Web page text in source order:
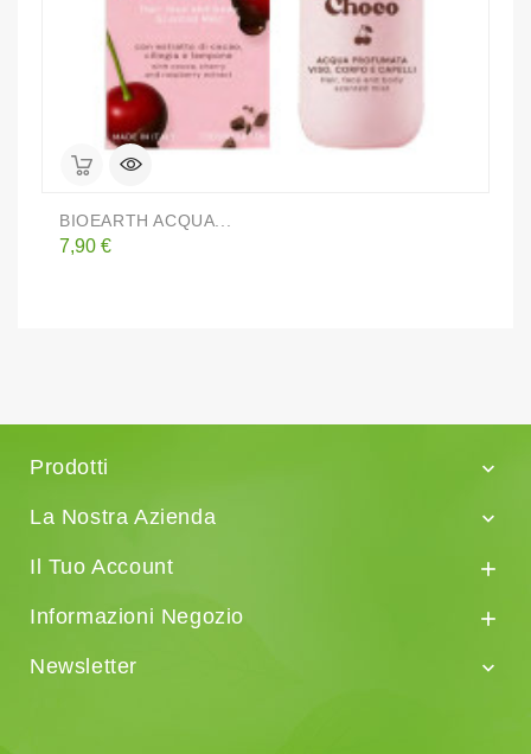
BIOEARTH ACQUA...
Prezzo
7,90 €
Prodotti

La Nostra Azienda

Il Tuo Account

Informazioni Negozio

Newsletter
